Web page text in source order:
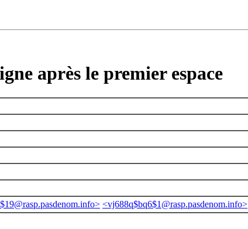
après le premier espace
<vj688q$bq6$1@rasp.pasdenom.info>